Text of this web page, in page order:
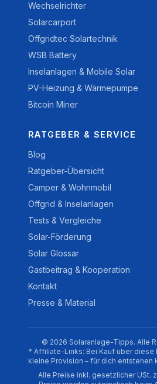
Wechselrichter
Solarcarport
Offgridtec Solartechnik
WSB Battery
Inselanlagen & Mobile Solar
PV-Heizung & Wärmepumpe
Bitcoin Miner
RATGEBER & SERVICE
Blog
Ratgeber-Übersicht
Camper & Wohnmobil
Offgrid & Inselanlagen
Tests & Vergleiche
Solar-Förderung
Solar Glossar
Gastbeitrag & Kooperation
Kontakt
Presse & Material
© 2026 Solaranlage-Tipps. Alle
* Affiliate-Links: Bei Kauf über diese
kleine Provision – für dich entstehen
Alle Preise inkl. gesetzlicher USt.